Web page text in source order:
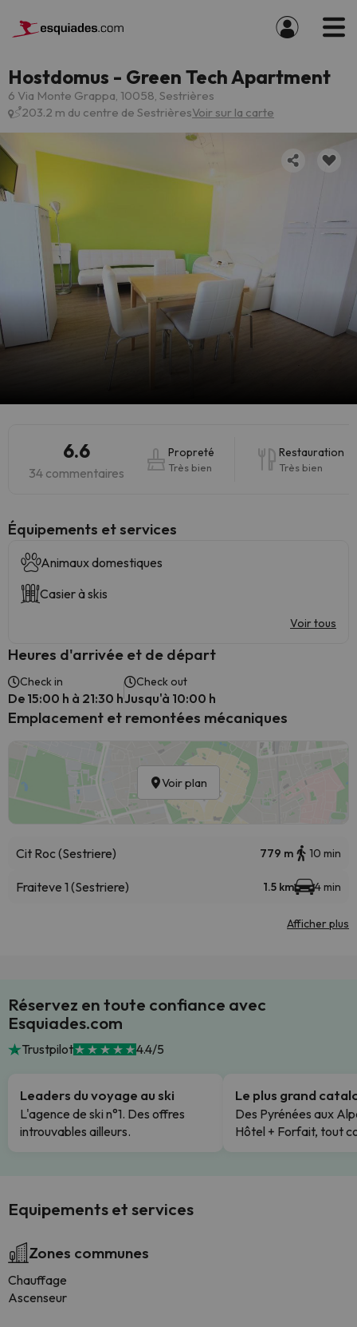
Hostdomus - Green Tech Apartment
6 Via Monte Grappa, 10058, Sestrières
203.2 m du centre de SestrièresVoir sur la carte
6.6
34 commentaires
Propreté
Très bien
Restauration
Très bien
​Équipements et services
Animaux domestiques
Casier à skis
Voir tous
Heures d'arrivée et de départ
Check in
De 15:00 h à 21:30 h
Check out
Jusqu'à 10:00 h
Emplacement et remontées mécaniques
Voir plan
Cit Roc (Sestriere) 779 m 10 min
Fraiteve 1 (Sestriere) 1.5 km 4 min
Afficher plus
Réservez en toute confiance avec
Esquiades.com
Trustpilot 4.4/5
Leaders du voyage au ski
L'agence de ski n°1. Des offres
introuvables ailleurs.
Le plus grand
Des Pyrénées aux
Hôtel + Forfait, tout
Equipements et services
Zones communes
Chauffage
Ascenseur